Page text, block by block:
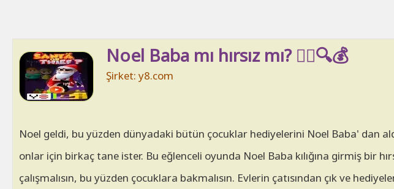
Noel Baba mı hırsız mı? 🕵️‍♂️🔍💰
Şirket: y8.com
Noel geldi, bu yüzden dünyadaki bütün çocuklar hediyelerini Noel Baba' dan
onlar için birkaç tane ister. Bu eğlenceli oyunda Noel Baba kılığına girmiş bir
çalışmalısın, bu yüzden çocuklara bakmalısın. Evlerin çatısından çık ve